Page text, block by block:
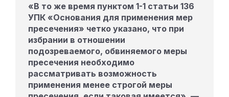
«В то же время пунктом 1-1 статьи 136
УПК «Основания для применения мер
пресечения» четко указано, что при
избрании в отношении
подозреваемого, обвиняемого меры
пресечения необходимо
рассматривать возможность
применения менее строгой меры